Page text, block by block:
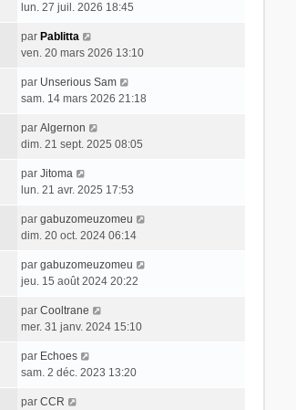
lun. 27 juil. 2026 18:45
par Pablitta
ven. 20 mars 2026 13:10
par Unserious Sam
sam. 14 mars 2026 21:18
par Algernon
dim. 21 sept. 2025 08:05
par Jitoma
lun. 21 avr. 2025 17:53
par gabuzomeuzomeu
dim. 20 oct. 2024 06:14
par gabuzomeuzomeu
jeu. 15 août 2024 20:22
par Cooltrane
mer. 31 janv. 2024 15:10
par Echoes
sam. 2 déc. 2023 13:20
par CCR